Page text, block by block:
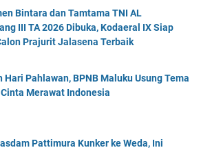
Bintara dan Tamtama TNI AL
III TA 2026 Dibuka, Kodaeral IX Siap
Prajurit Jalasena Terbaik
Hari Pahlawan, BPNB Maluku Usung Tema
Merawat Indonesia
Pattimura Kunker ke Weda, Ini